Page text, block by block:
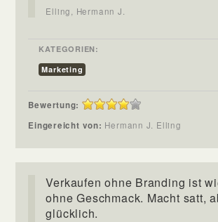
Elling, Hermann J.
KATEGORIEN:
Marketing
Bewertung:
Eingereicht von: Hermann J. Elling
Verkaufen ohne Branding ist
ohne Geschmack. Macht satt,
glücklich.